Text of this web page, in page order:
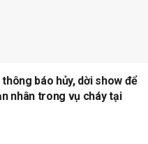
báo hủy, dời show để
nhân trong vụ cháy tại